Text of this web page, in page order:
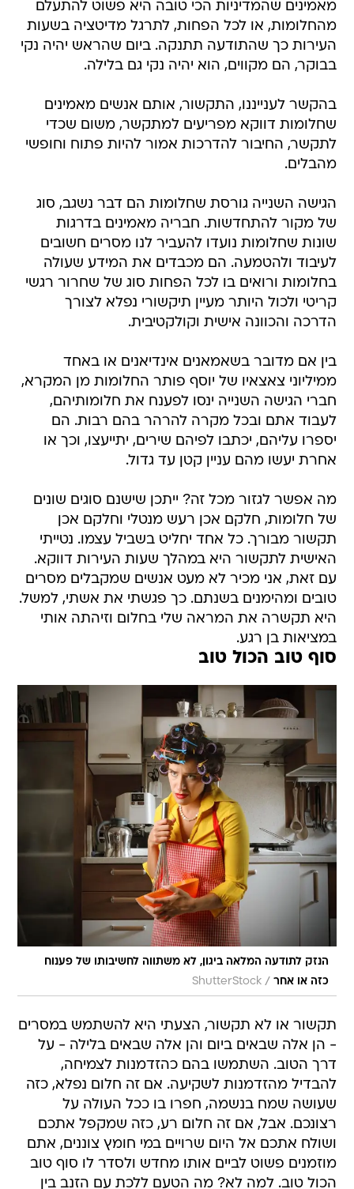
מאמינים שהמדיניות הכי טובה היא פשוט להתעלם
מהחלומות, או לכל הפחות, לתרגל מדיטציה בשעות
העירות כך שהתודעה תתנקה. ביום שהראש יהיה נקי
בבוקר, הם מקווים, הוא יהיה נקי גם בלילה.
בהקשר לענייננו, התקשור, אותם אנשים מאמינים
שחלומות דווקא מפריעים למתקשר, משום שכדי
לתקשר, החיבור להדרכות אמור להיות פתוח וחופשי
מהבלים.
הגישה השנייה גורסת שחלומות הם דבר נשגב, סוג
של מקור להתחדשות. חבריה מאמינים בדרגות
שונות שחלומות נועדו להעביר לנו מסרים חשובים
לעיבוד ולהטמעה. הם מכבדים את המידע שעולה
בחלומות ורואים בו לכל הפחות סוג של שחרור רגשי
קריטי ולכול היותר מעיין תיקשורי נפלא לצורך
הדרכה והכוונה אישית וקולקטיבית.
בין אם מדובר בשאמאנים אינדיאנים או באחד
ממיליוני צאצאיו של יוסף פותר החלומות מן המקרא,
חברי הגישה השנייה ינסו לפענח את חלומותיהם,
לעבוד אתם ובכל מקרה להרהר בהם רבות. הם
יספרו עליהם, יכתבו לפיהם שירים, יתייעצו, וכך או
אחרת יעשו מהם עניין קטן עד גדול.
מה אפשר לגזור מכל זה? ייתכן שישנם סוגים שונים
של חלומות, חלקם אכן רעש מנטלי וחלקם אכן
תקשור מבורך. כל אחד יחליט בשביל עצמו. נטייתי
האישית לתקשור היא במהלך שעות העירות דווקא.
עם זאת, אני מכיר לא מעט אנשים שמקבלים מסרים
טובים ומהימנים בשנתם. כך פגשתי את אשתי, למשל.
היא תקשרה את המראה שלי בחלום וזיהתה אותי
במציאות בן רגע.
סוף טוב הכול טוב
הנזק לתודעה המלאה ביגון, לא משתווה לחשיבותו של פענוח
כזה או אחר /
ShutterStock
תקשור או לא תקשור, הצעתי היא להשתמש במסרים
- הן אלה שבאים ביום והן אלה שבאים בלילה - על
דרך הטוב. השתמשו בהם כהזדמנות לצמיחה,
להבדיל מהזדמנות לשקיעה. אם זה חלום נפלא, כזה
שעושה שמח בנשמה, חפרו בו ככל העולה על
רצונכם. אבל, אם זה חלום רע, כזה שמקפל אתכם
ושולח אתכם אל היום שרויים במי חומץ צוננים, אתם
מוזמנים פשוט לביים אותו מחדש ולסדר לו סוף טוב
הכול טוב. למה לא? מה הטעם ללכת עם הזנב בין